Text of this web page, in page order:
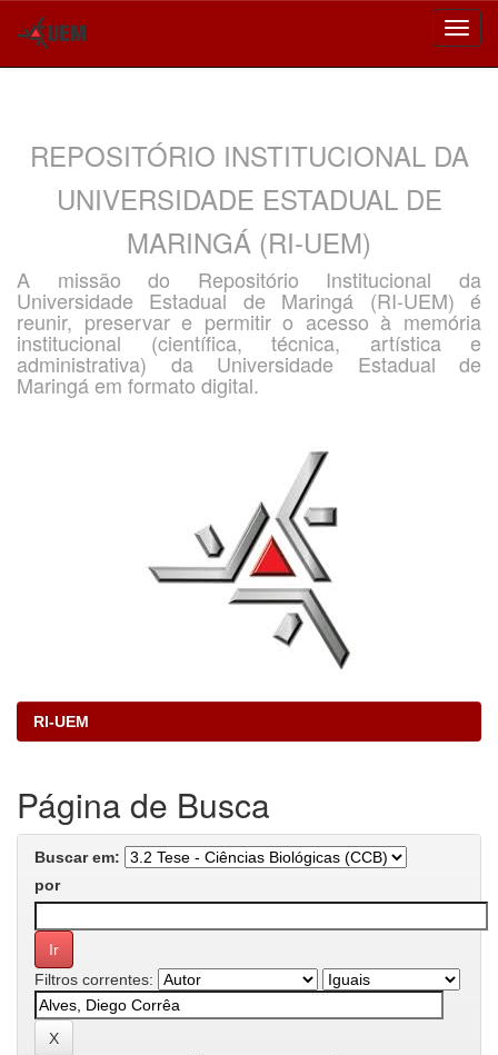
REPOSITÓRIO INSTITUCIONAL DA
UNIVERSIDADE ESTADUAL DE
MARINGÁ (RI-UEM)
A missão do Repositório Institucional da
Universidade Estadual de Maringá (RI-UEM) é
reunir, preservar e permitir o acesso à memória
institucional (científica, técnica, artística e
administrativa) da Universidade Estadual de
Maringá em formato digital.
RI-UEM
Página de Busca
Buscar em:
por
Filtros correntes: